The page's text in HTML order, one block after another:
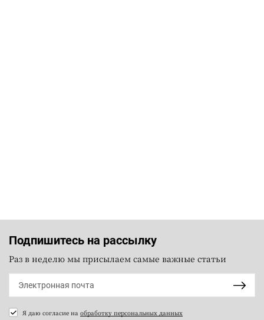
Подпишитесь на рассылку
Раз в неделю мы присылаем самые важные статьи
Я даю согласие на обработку персональных данных